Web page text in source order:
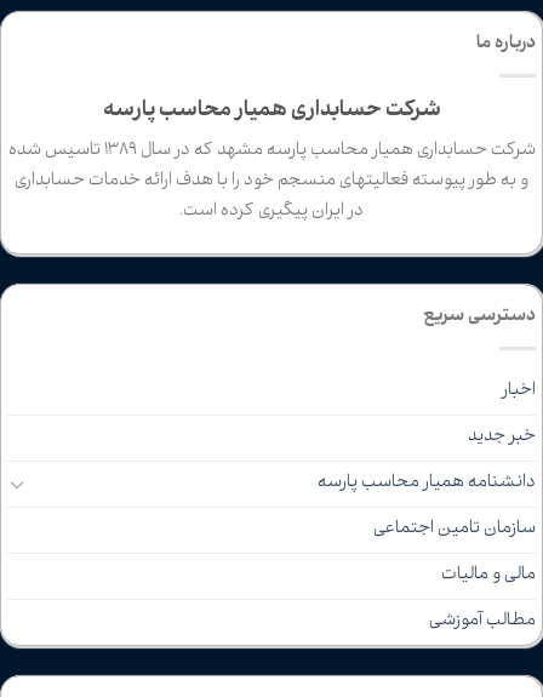
درباره ما
شرکت حسابداری همیار محاسب پارسه
شرکت حسابداری همیار محاسب پارسه مشهد که در سال 1389 تاسیس شده
و به طور پیوسته فعالیتهای منسجم خود را با هدف ارائه خدمات حسابداری
در ایران پیگیری کرده است.
دسترسی سریع
اخبار
خبر جدید
دانشنامه همیار محاسب پارسه
سازمان تامین اجتماعی
مالی و مالیات
مطالب آموزشی